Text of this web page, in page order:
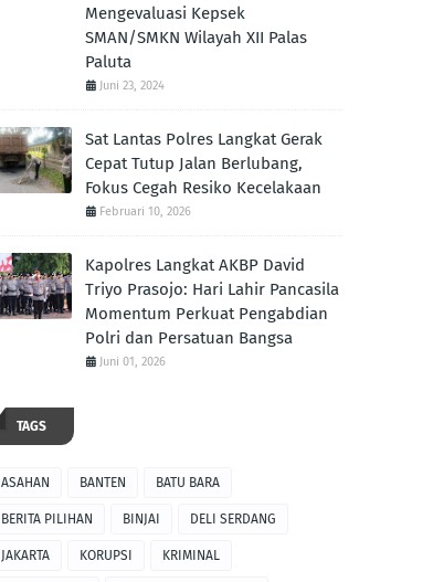
Mengevaluasi Kepsek
SMAN/SMKN Wilayah XII Palas
Paluta
Juni 23, 2024
Sat Lantas Polres Langkat Gerak
Cepat Tutup Jalan Berlubang,
Fokus Cegah Resiko Kecelakaan
Februari 10, 2026
Kapolres Langkat AKBP David
Triyo Prasojo: Hari Lahir Pancasila
Momentum Perkuat Pengabdian
Polri dan Persatuan Bangsa
Juni 01, 2026
TAGS
ASAHAN BANTEN BATU BARA
BERITA PILIHAN BINJAI DELI SERDANG
JAKARTA KORUPSI KRIMINAL